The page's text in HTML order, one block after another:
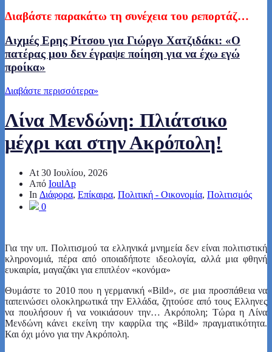
Διαβάστε παρακάτω τη συνέχεια του ρεπορτάζ…
Αιχμές Ερης Ρίτσου για Γιώργο Χατζιδάκι: «Ο
πατέρας μου δεν έγραψε ποίηση για να έχω εγώ
προίκα»
Διαβάστε περισσότερα»
Λίνα Μενδώνη: Πλιάτσικο
μέχρι και στην Ακρόπολη!
At 30 Ιουλίου, 2026
Από IoulAp
In Διάφορα, Επίκαιρα, Πολιτική - Οικονομία, Πολιτισμός
0
Για την υπ. Πολιτισμού τα ελληνικά μνημεία δεν είναι πολιτιστική
κληρονομιά, πέρα από οποιαδήποτε ιδεολογία, αλλά μια φθηνή
ευκαιρία, μαγαζάκι για επιπλέον «κονόμα»
Θυμάστε το 2010 που η γερμανική «Bild», σε μια προσπάθεια να
ταπεινώσει ολοκληρωτικά την Ελλάδα, ζητούσε από τους Ελληνες
να πουλήσουν ή να νοικιάσουν την… Ακρόπολη; Τώρα η Λίνα
Μενδώνη κάνει εκείνη την καφρίλα της «Bild» πραγματικότητα.
Και όχι μόνο για την Ακρόπολη.